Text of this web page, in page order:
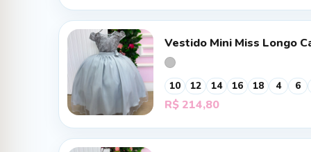
Vestido Mini Miss Longo
10 12 14 16 18 4 6
R$ 214,80